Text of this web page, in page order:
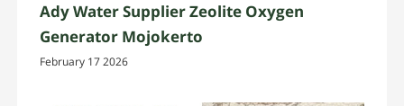
Ady Water Supplier Zeolite Oxygen
Generator Mojokerto
February 17 2026